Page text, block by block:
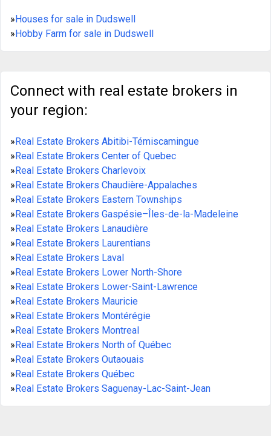
»Houses for sale in Dudswell
»Hobby Farm for sale in Dudswell
Connect with real estate brokers in
your region:
»Real Estate Brokers Abitibi-Témiscamingue
»Real Estate Brokers Center of Quebec
»Real Estate Brokers Charlevoix
»Real Estate Brokers Chaudière-Appalaches
»Real Estate Brokers Eastern Townships
»Real Estate Brokers Gaspésie–Îles-de-la-Madeleine
»Real Estate Brokers Lanaudière
»Real Estate Brokers Laurentians
»Real Estate Brokers Laval
»Real Estate Brokers Lower North-Shore
»Real Estate Brokers Lower-Saint-Lawrence
»Real Estate Brokers Mauricie
»Real Estate Brokers Montérégie
»Real Estate Brokers Montreal
»Real Estate Brokers North of Québec
»Real Estate Brokers Outaouais
»Real Estate Brokers Québec
»Real Estate Brokers Saguenay-Lac-Saint-Jean